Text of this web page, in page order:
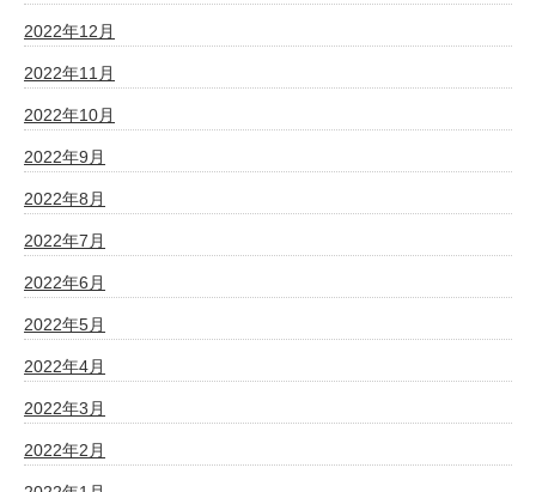
2022年12月
2022年11月
2022年10月
2022年9月
2022年8月
2022年7月
2022年6月
2022年5月
2022年4月
2022年3月
2022年2月